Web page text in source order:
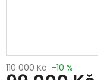
110 000 Kč –10 %